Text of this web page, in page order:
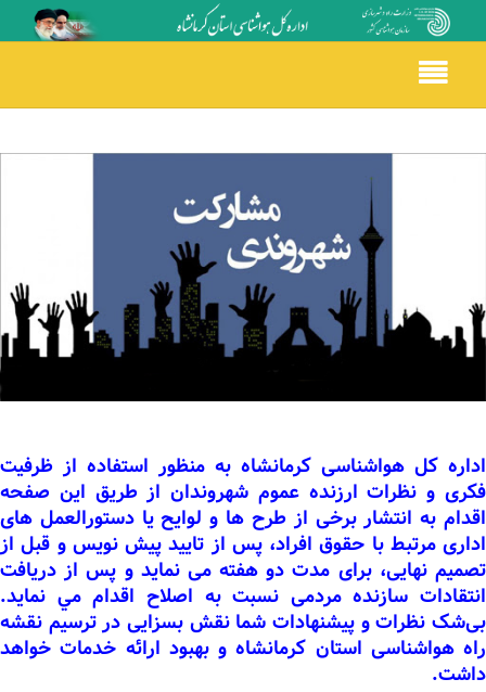
Toggle
navigation
اداره کل هواشناسی کرمانشاه به منظور استفاده از ظرفیت
فکری و نظرات ارزنده عموم شهروندان از طریق این صفحه
اقدام به انتشار برخی از طرح ها و لوایح یا دستورالعمل های
اداری مرتبط با حقوق افراد، پس از تایید پیش نویس و قبل از
تصمیم نهایی، برای مدت دو هفته می نماید و پس از دریافت
انتقادات سازنده مردمی نسبت به اصلاح اقدام مي ‏نمايد.
بی‌شک نظرات و پیشنهادات شما نقش بسزایی در ترسیم نقشه
راه هواشناسی استان کرمانشاه و بهبود ارائه خدمات خواهد
داشت.